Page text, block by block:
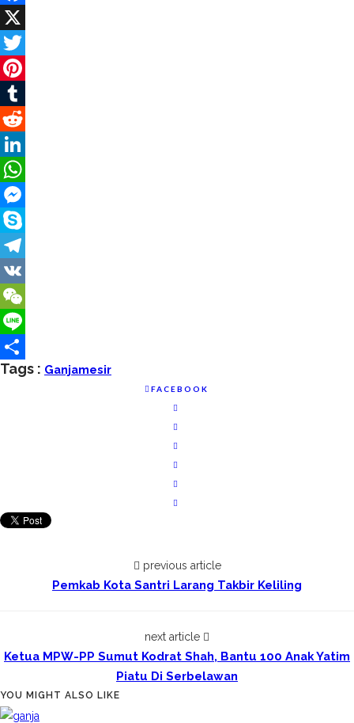
Facebook
X
Twitter
Pinterest
Tumblr
Reddit
LinkedIn
WhatsApp
Messenger
Skype
Telegram
VK
WeChat
Line
Share
Tags : GanjaMesir
FACEBOOK
previous article
Pemkab Kota Santri Larang Takbir Keliling
next article
Ketua MPW-PP Sumut Kodrat Shah, Bantu 100 Anak Yatim
Piatu Di Serbelawan
YOU MIGHT ALSO LIKE